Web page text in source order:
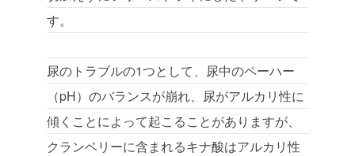
す。
尿のトラブルの1つとして、尿中のペーハー
（pH）のバランスが崩れ、尿がアルカリ性に
傾くことによって起こることがありますが、
クランベリーに含まれるキナ酸はアルカリ性